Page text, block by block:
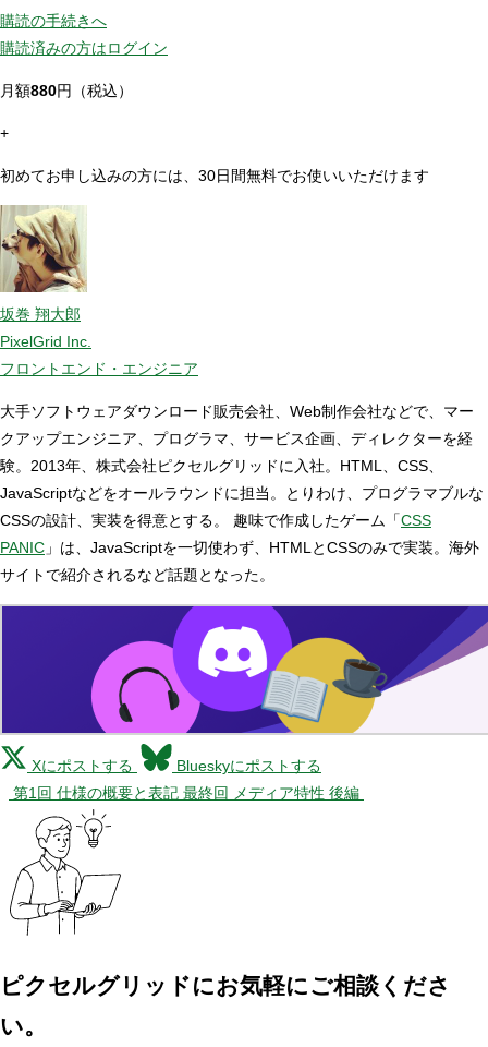
購読の手続きへ
購読済みの方はログイン
月額880円（税込）
+
初めてお申し込みの方には、30日間無料でお使いいただけます
坂巻 翔大郎
PixelGrid Inc.
フロントエンド・エンジニア
大手ソフトウェアダウンロード販売会社、Web制作会社などで、マー
クアップエンジニア、プログラマ、サービス企画、ディレクターを経
験。2013年、株式会社ピクセルグリッドに入社。HTML、CSS、
JavaScriptなどをオールラウンドに担当。とりわけ、プログラマブルな
CSSの設計、実装を得意とする。 趣味で作成したゲーム「CSS
PANIC 」は、JavaScriptを一切使わず、HTMLとCSSのみで実装。海外
サイトで紹介されるなど話題となった。
Xにポストする
Blueskyにポストする
第1回 仕様の概要と表記 最終回 メディア特性 後編
ピクセルグリッドにお気軽にご相談くださ
い。